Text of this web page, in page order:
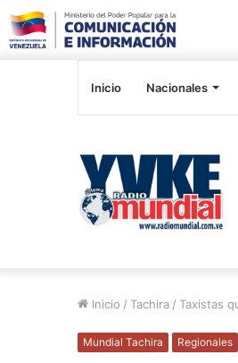
Inicio Nacionales
Inicio / Tachira / Taxistas
Mundial Tachira Regionales